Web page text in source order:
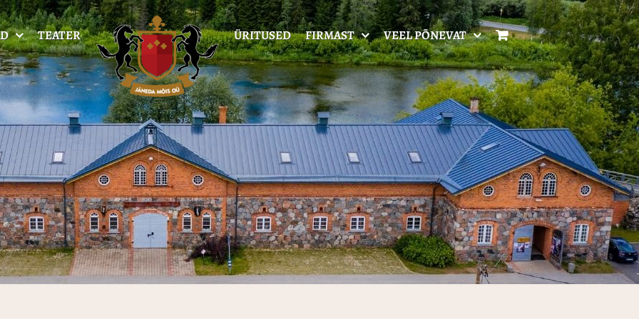
TEATER ÜRITUSED FIRMAST VEEL PÕNEVAT